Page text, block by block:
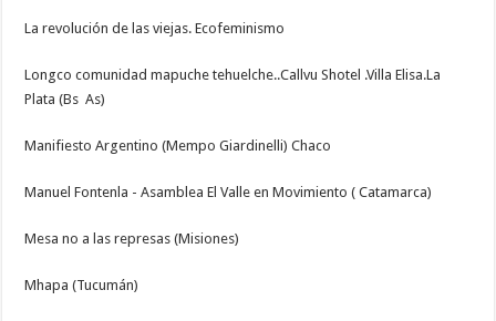
La revolución de las viejas. Ecofeminismo
Longco comunidad mapuche tehuelche..Callvu Shotel .Villa Elisa.La
Plata (Bs As)
Manifiesto Argentino (Mempo Giardinelli) Chaco
Manuel Fontenla - Asamblea El Valle en Movimiento ( Catamarca)
Mesa no a las represas (Misiones)
Mhapa (Tucumán)